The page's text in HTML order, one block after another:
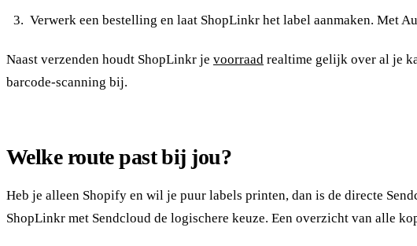
Verwerk een bestelling en laat ShopLinkr het label aanmaken. Met
Naast verzenden houdt ShopLinkr je voorraad realtime gelijk over al je
barcode-scanning bij.
Welke route past bij jou?
Heb je alleen Shopify en wil je puur labels printen, dan is de directe
ShopLinkr met Sendcloud de logischere keuze. Een overzicht van alle